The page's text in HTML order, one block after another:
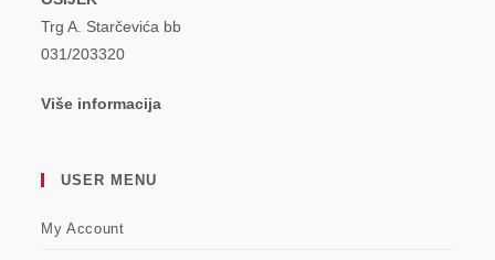
Trg A. Starčevića bb
031/203320
Više informacija
USER MENU
My Account